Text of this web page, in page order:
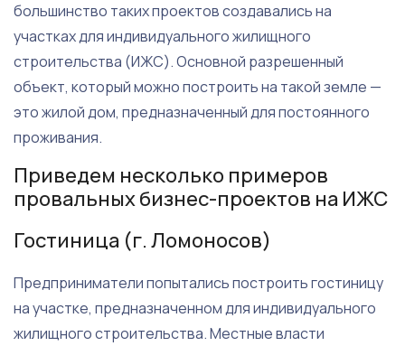
большинство таких проектов создавались на
участках для индивидуального жилищного
строительства (ИЖС). Основной разрешенный
объект, который можно построить на такой земле —
это жилой дом, предназначенный для постоянного
проживания.
Приведем несколько примеров
провальных бизнес-проектов на ИЖС
Гостиница (г. Ломоносов)
Предприниматели попытались построить гостиницу
на участке, предназначенном для индивидуального
жилищного строительства. Местные власти